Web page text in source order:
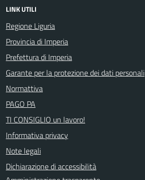
LINK UTILI
Regione Liguria
Provincia di Imperia
Prefettura di Imperia
Garante per la protezione dei dati personali
Normattiva
PAGO PA
TI CONSIGLIO un lavoro!
Informativa privacy
Note legali
Dichiarazione di accessibilità